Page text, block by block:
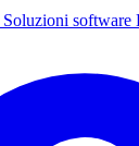
Soluzioni software